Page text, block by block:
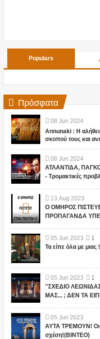
Populars
Πρόσφατα
08 Jun 2024
Annunaki : Η
σκοπού τους και
08 Jun 2024
ΑΤΛΑΝΤΙΔΑ,
- Τρομακτικές
13 Aug 2023
Ο ΟΜΗΡΟΣ
ΠΡΟΠΑΓΑΝΔΑ
05 Jun 2023
1
Τα είπε όλα με
05 Jun 2023
1
"ΣΧΕΔΙΟ
ΜΑΣ... ; ΔΕΝ ΤΑ
05 Jun 2023
ΑΥΤΑ ΤΡΕΜΟΥΝ! Οι
σχέση!(ΒΙΝΤΕΟ)